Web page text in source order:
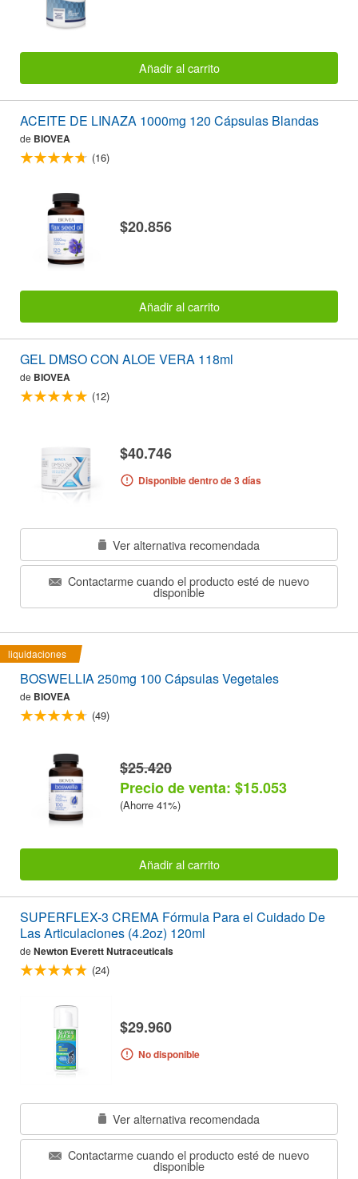
Añadir al carrito
ACEITE DE LINAZA 1000mg 120 Cápsulas Blandas
de BIOVEA
(16)
$20.856
Añadir al carrito
GEL DMSO CON ALOE VERA 118ml
de BIOVEA
(12)
$40.746
Disponible dentro de 3 días
Ver alternativa recomendada
Contactarme cuando el producto esté de nuevo
disponible
liquidaciones
BOSWELLIA 250mg 100 Cápsulas Vegetales
de BIOVEA
(49)
$25.420
Precio de venta: $15.053
(Ahorre 41%)
Añadir al carrito
SUPERFLEX-3 CREMA Fórmula Para el Cuidado De
Las Articulaciones (4.2oz) 120ml
de Newton Everett Nutraceuticals
(24)
$29.960
No disponible
Ver alternativa recomendada
Contactarme cuando el producto esté de nuevo
disponible